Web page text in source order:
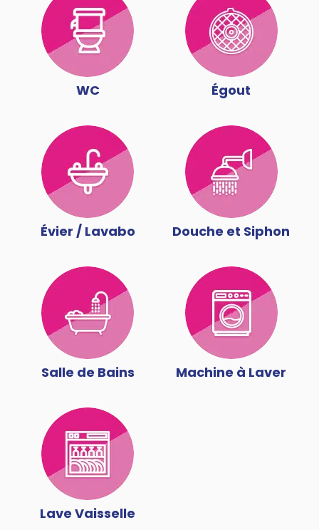
WC Égout
Évier / Lavabo Douche et Siphon
Salle de Bains Machine à Laver
Lave Vaisselle